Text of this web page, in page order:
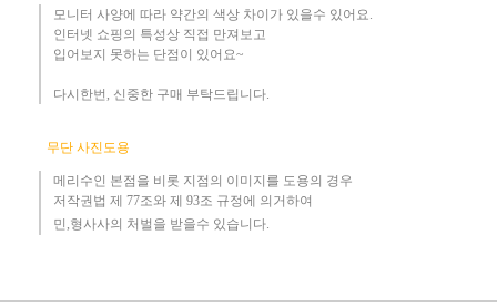
모니터 사양에 따라 약간의 색상 차이가 있을수 있어요.
인터넷 쇼핑의 특성상 직접 만져보고
입어보지 못하는 단점이 있어요~
다시한번, 신중한 구매 부탁드립니다.
무단 사진도용
메리수인 본점을 비롯 지점의 이미지를 도용의 경우​
저작권법 제 77조와 제 93조 규정에 의거하여
민,형사사의 처벌을 받을수 있습니다.